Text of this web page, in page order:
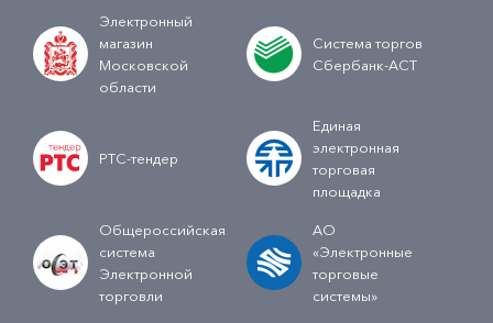
Электронный
магазин
Московской
области
Система торгов
Сбербанк-АСТ
РТС-тендер
Единая
электронная
торговая
площадка
Общероссийская
система
Электронной
торговли
АО
«Электронные
торговые
системы»